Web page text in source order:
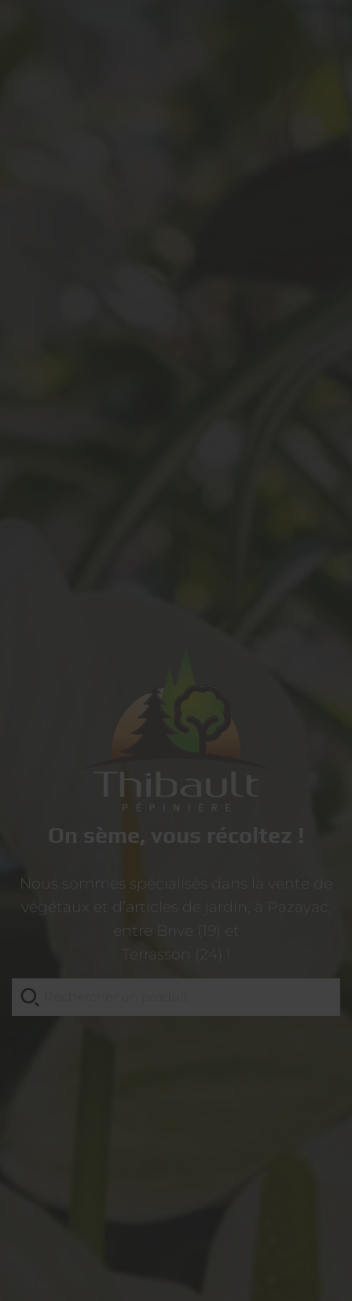
On sème, vous récoltez !
Nous sommes spécialisés dans la vente de
végétaux et d’articles de jardin, à Pazayac,
entre Brive (19) et
Terrasson (24) !